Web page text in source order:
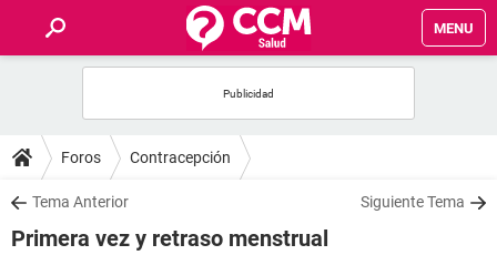
MENU
FOROS
SALUD
Foros Contracepción
Tema Anterior Siguiente Tema
Primera vez y retraso menstrual